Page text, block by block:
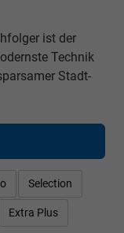
ist der
Technik
Stadt-
Selection
Extra Plus